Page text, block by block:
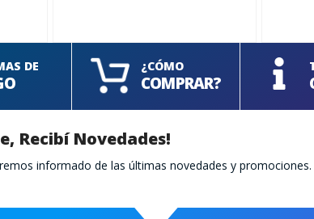
DE ¿CÓMO
COMPRAR?
Recibí Novedades!
informado de las últimas novedades y promociones.